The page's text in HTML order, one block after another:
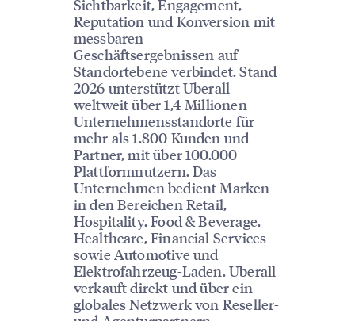
Sichtbarkeit, Engagement,
Reputation und Konversion mit
messbaren
Geschäftsergebnissen auf
Standortebene verbindet. Stand
2026 unterstützt Uberall
weltweit über 1,4 Millionen
Unternehmensstandorte für
mehr als 1.800 Kunden und
Partner, mit über 100.000
Plattformnutzern. Das
Unternehmen bedient Marken
in den Bereichen Retail,
Hospitality, Food & Beverage,
Healthcare, Financial Services
sowie Automotive und
Elektrofahrzeug-Laden. Uberall
verkauft direkt und über ein
globales Netzwerk von Reseller-